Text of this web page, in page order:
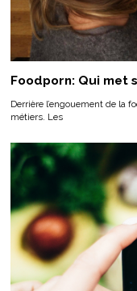
Foodporn: Qui met
Derrière l’engouement de la
métiers. Les